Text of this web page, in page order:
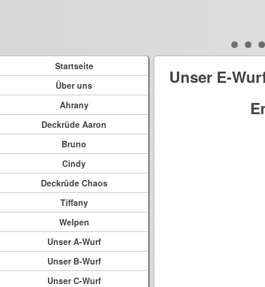
Startseite
Über uns
Ahrany
Deckrüde Aaron
Bruno
Cindy
Deckrüde Chaos
Tiffany
Welpen
Unser A-Wurf
Unser B-Wurf
Unser C-Wurf
Unser E-